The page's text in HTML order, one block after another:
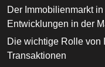
Der Immobilienmarkt
Entwicklungen in der
Die wichtige Rolle von
Transaktionen